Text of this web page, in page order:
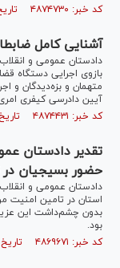
کد خبر: ۴۸۷۴۷۳۰ تاریخ انتشار : ۱۴۰۴/۱۰/۰۹
آشنایی کامل
دادستان عمومی و
بازوی اجرایی دستگاه
متهمان و بزه‌دیدگان و
آیین دادرسی کیفری
کد خبر: ۴۸۷۴۴۳۱ تاریخ انتشار : ۱۴۰۴/۱۰/۰۸
تقدیر دادستان
حضور بسیجیان در
دادستان عمومی و
بدون چشم‌داشت این
بود.
کد خبر: ۴۸۶۹۶۷۱ تاریخ انتشار : ۱۴۰۴/۰۹/۱۰